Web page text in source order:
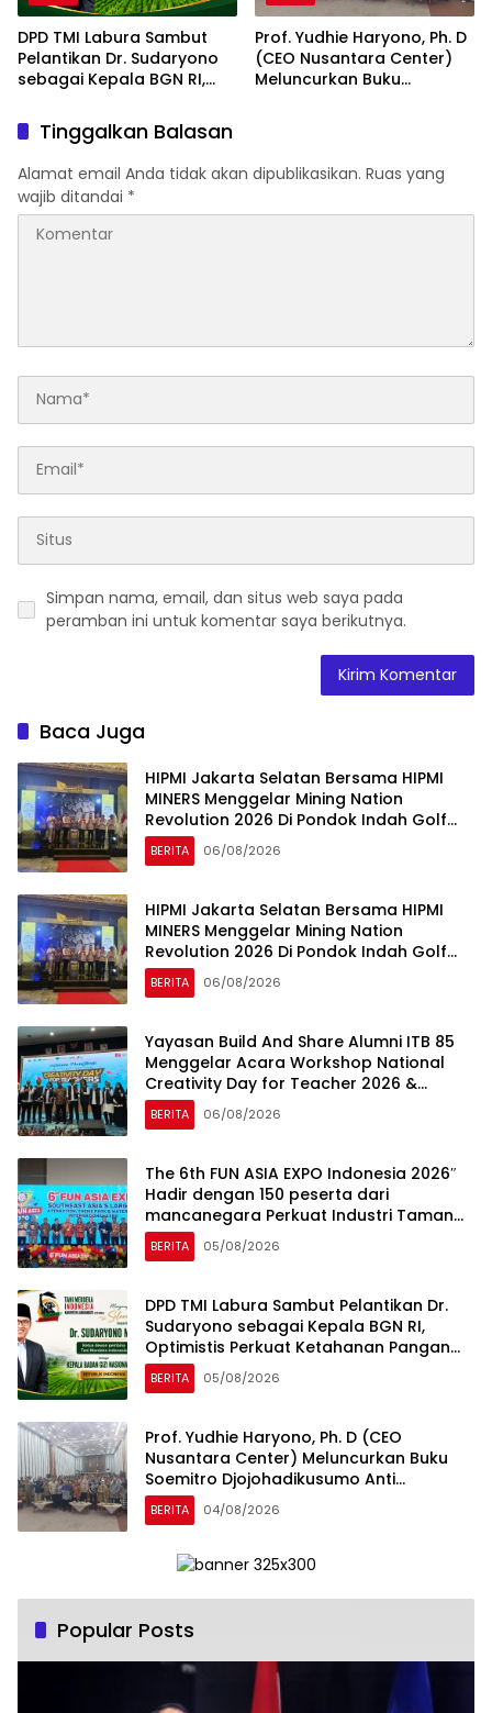
DPD TMI Labura Sambut
Pelantikan Dr. Sudaryono
sebagai Kepala BGN RI,
Ketahanan Pangan dan
Gizi Nasional
Prof. Yudhie Haryono, Ph. D
(CEO Nusantara Center)
Meluncurkan Buku
Simposium Nasional
bertema “Urgensi Undang-
Tinggalkan Balasan
Alamat email Anda tidak akan dipublikasikan. Ruas yang
wajib ditandai *
Simpan nama, email, dan situs web saya pada
peramban ini untuk komentar saya berikutnya.
Baca Juga
HIPMI Jakarta Selatan Bersama HIPMI
MINERS Menggelar Mining Nation
Revolution 2026 Di Pondok Indah Golf
Jakarta
BERITA 06/08/2026
HIPMI Jakarta Selatan Bersama HIPMI
MINERS Menggelar Mining Nation
Revolution 2026 Di Pondok Indah Golf
Jakarta
BERITA 06/08/2026
Yayasan Build And Share Alumni ITB 85
Menggelar Acara Workshop National
Creativity Day for Teacher 2026 &
Dibuka Resmi Pramono Anung (Gubernur
DKI Jakarta)
BERITA 06/08/2026
The 6th FUN ASIA EXPO Indonesia 2026″
Hadir dengan 150 peserta dari
mancanegara Perkuat Industri Taman
Rekreasi dan Ekosistem Pariwisata di
Tanah Air
BERITA 05/08/2026
DPD TMI Labura Sambut Pelantikan Dr.
Sudaryono sebagai Kepala BGN RI,
Optimistis Perkuat Ketahanan Pangan
dan Gizi Nasional
BERITA 05/08/2026
Prof. Yudhie Haryono, Ph. D (CEO
Nusantara Center) Meluncurkan Buku
Soemitro Djojohadikusumo Anti
Penjajahan yang dirangkaikan dengan
Simposium Nasional bertema “Urgensi
Nasional dan Kesejahteraan Sosial
Emas 2045”
BERITA 04/08/2026
Popular Posts